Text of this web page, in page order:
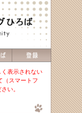
表示されない
（スマートフ
い。